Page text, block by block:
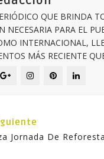
QUE BRINDA
NECESARIA PARA EL
INTERNACIONAL,
MÁS RECIENTE
Jornada De